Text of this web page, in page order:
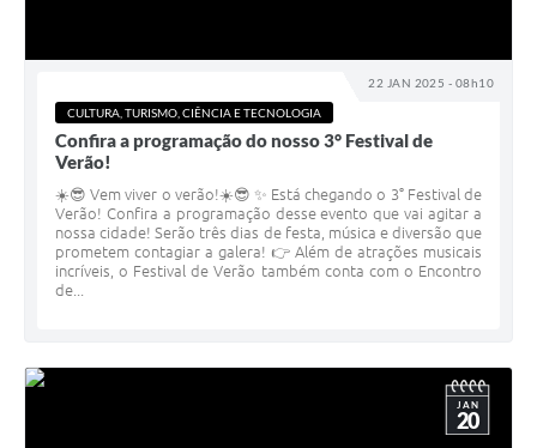
22 JAN 2025 - 08h10
CULTURA, TURISMO, CIÊNCIA E TECNOLOGIA
Confira a programação do nosso 3° Festival de
Verão!
☀️😎 Vem viver o verão!☀️😎 ✨ Está chegando o 3° Festival de
Verão! Confira a programação desse evento que vai agitar a
nossa cidade! Serão três dias de festa, música e diversão que
prometem contagiar a galera! 👉 Além de atrações musicais
incríveis, o Festival de Verão também conta com o Encontro
de...
JAN
20